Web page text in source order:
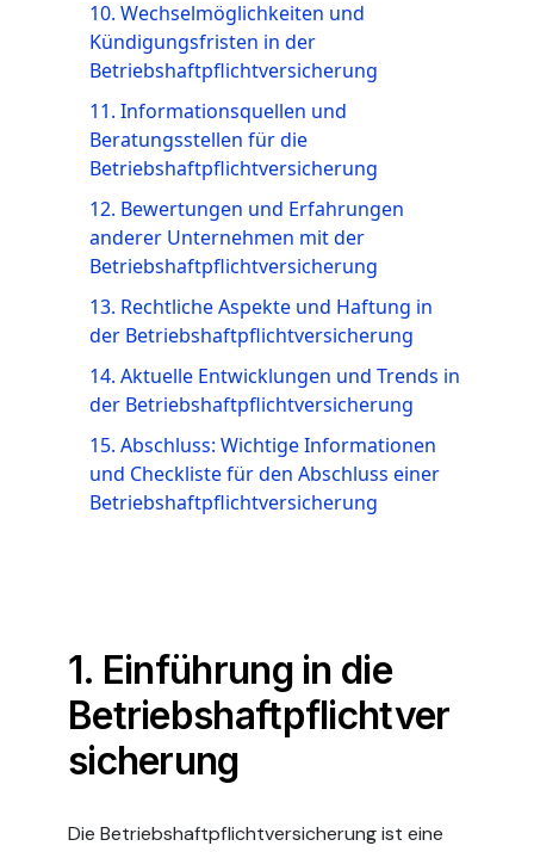
10. Wechselmöglichkeiten und
Kündigungsfristen in der
Betriebshaftpflichtversicherung
11. Informationsquellen und
Beratungsstellen für die
Betriebshaftpflichtversicherung
12. Bewertungen und Erfahrungen
anderer Unternehmen mit der
Betriebshaftpflichtversicherung
13. Rechtliche Aspekte und Haftung in
der Betriebshaftpflichtversicherung
14. Aktuelle Entwicklungen und Trends in
der Betriebshaftpflichtversicherung
15. Abschluss: Wichtige Informationen
und Checkliste für den Abschluss einer
Betriebshaftpflichtversicherung
1. Einführung in die
Betriebshaftpflichtver
sicherung
Die Betriebshaftpflichtversicherung ist eine